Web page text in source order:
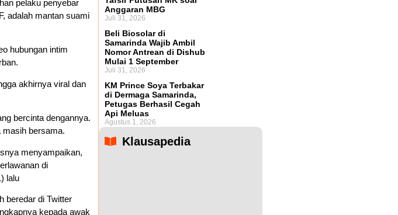
pelaku penyebar
adalah mantan suami
hubungan intim
akhirnya viral dan
bercinta dengannya.
masih bersama.
menyampaikan,
di
lalu
beredar di Twitter
kepada awak
Anggaran MBG
Juli 31, 2026
Beli Biosolar di
Samarinda Wajib Ambil
Nomor Antrean di Dishub
Mulai 1 September
Juli 31, 2026
KM Prince Soya Terbakar
di Dermaga Samarinda,
Petugas Berhasil Cegah
Api Meluas
Agustus 1, 2026
Klausapedia